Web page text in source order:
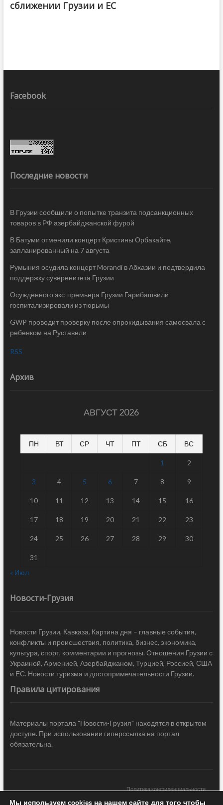
сближении Грузии и ЕС
Facebook
Последние новости
В Грузии сообщили о попытке транзита подсанкционных
товаров в РФ азербайджанской фурой
В Батуми отменили концерт Кристины Орбакайте,
запланированный на 7 августа
Румыния осудила концерт Morandi в Абхазии и подтвердила
поддержку суверенитета Грузии
Осужденного экс-премьера Грузии Гарибашвили
госпитализировали из тюрьмы
GWP проводит проверку после опрокидывания самосвала с
ребенком на Руставели
RSS
Архив
АВГУСТ 2026
ПН ВТ СР ЧТ ПТ СБ ВС
1 2
3 4 5 6 7 8 9
10 11 12 13 14 15 16
17 18 19 20 21 22 23
24 25 26 27 28 29 30
31
« Июл
Новости-Грузия
Новости Грузии, Кавказа. Картина дня – главные события,
конфликты и происшествия, политика, бизнес, экономика,
культура, спорт, комментарии и прогнозы. Отношения Грузии с
Украиной, Арменией, Азербайджаном, Турцией, Россией, США
и ЕС. Новости туризма и достопримечательности Грузии.
Правила цитирования
Материалы портала "Новости-Грузия" находятся в открытом
доступе. При использовании гиперссылка на портал
обязательна.
Политика конфиденциальности
Мы используем cookies на нашем сайте для того чтобы